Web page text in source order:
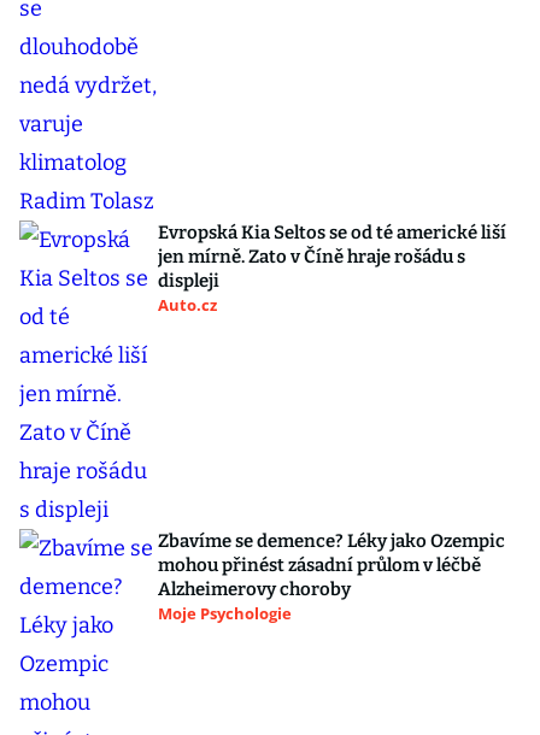
Evropská Kia Seltos se od té americké liší
jen mírně. Zato v Číně hraje rošádu s
displeji
Auto.cz
Zbavíme se demence? Léky jako Ozempic
mohou přinést zásadní průlom v léčbě
Alzheimerovy choroby
Moje Psychologie